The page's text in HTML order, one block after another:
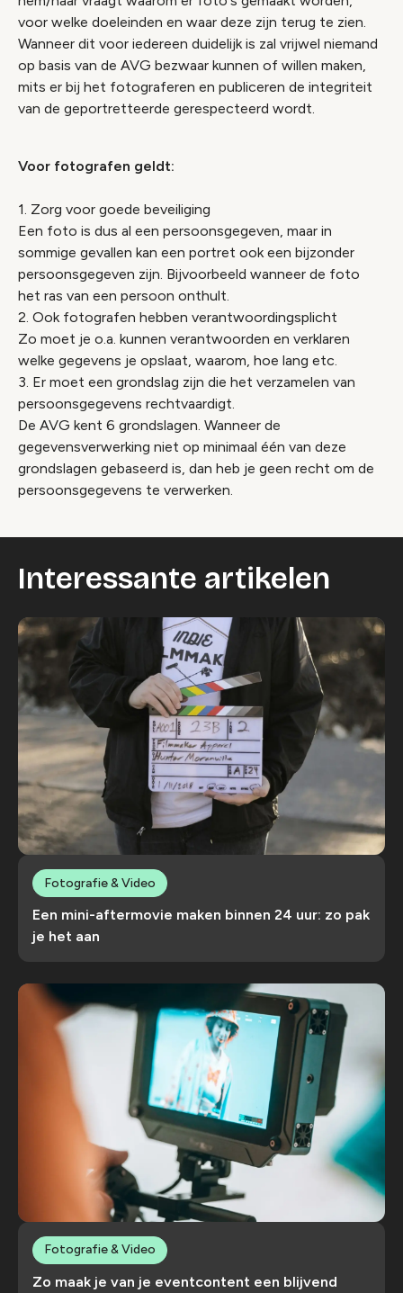
voor welke doeleinden en waar deze zijn terug te zien.
Wanneer dit voor iedereen duidelijk is zal vrijwel niemand
op basis van de AVG bezwaar kunnen of willen maken,
mits er bij het fotograferen en publiceren de integriteit
van de geportretteerde gerespecteerd wordt.
Voor fotografen geldt:
1. Zorg voor goede beveiliging
Een foto is dus al een persoonsgegeven, maar in
sommige gevallen kan een portret ook een bijzonder
persoonsgegeven zijn. Bijvoorbeeld wanneer de foto
het ras van een persoon onthult.
2. Ook fotografen hebben verantwoordingsplicht
Zo moet je o.a. kunnen verantwoorden en verklaren
welke gegevens je opslaat, waarom, hoe lang etc.
3. Er moet een grondslag zijn die het verzamelen van
persoonsgegevens rechtvaardigt.
De AVG kent 6 grondslagen. Wanneer de
gegevensverwerking niet op minimaal één van deze
grondslagen gebaseerd is, dan heb je geen recht om de
persoonsgegevens te verwerken.
Interessante artikelen
Een mini-aftermovie maken binnen 24 uur: zo pak
je het aan
Fotografie & Video
Zo maak je van je eventcontent een blijvend
Fotografie & Video